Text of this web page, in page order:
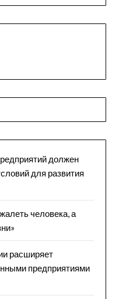
должен
для развития
человека, а
расширяет
предприятиями